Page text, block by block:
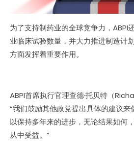
为了支持制药业的全球竞争力，ABPI
业临床试验数量，并大力推进制造计
方面发挥着重要作用。
ABPI首席执行官理查德·托贝特（
“我们鼓励其他政党提出具体的建议来
以保持多年来的进步，无论结果如何
从中受益。”